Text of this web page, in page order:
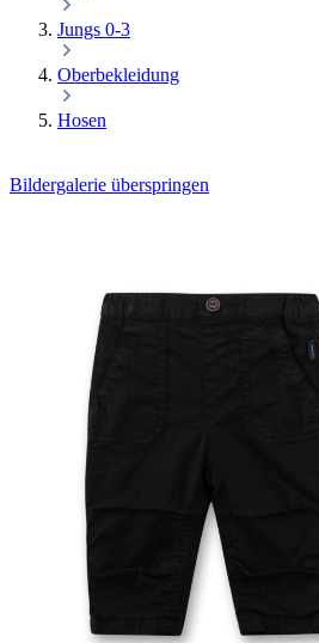
Jungs 0-3
Oberbekleidung
Hosen
Bildergalerie überspringen